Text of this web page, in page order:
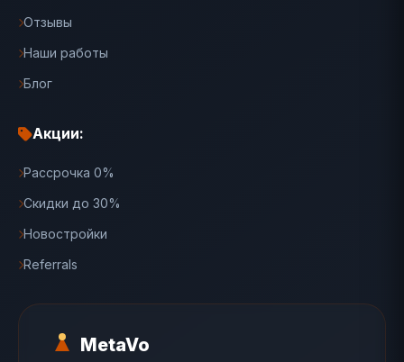
MetaVo
Отзывы
Наши работы
Блог
Акции:
Рассрочка 0%
Скидки до 30%
Новостройки
Referrals